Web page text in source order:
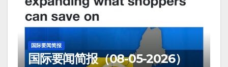
国际要闻简报
国际要闻简报（08-05-2026）